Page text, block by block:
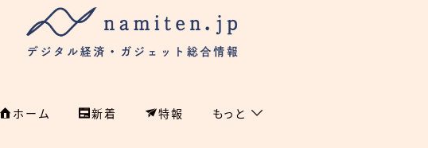
ホーム 新着 特報 もっと